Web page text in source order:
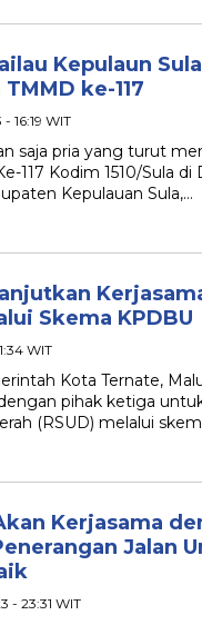
Kepulaun
ke-117
16:19 WIT
saja pria yang turut
117 Kodim 1510/Sula di
Kepulauan Sula,…
Skema KPDBU
WIT
Kota Ternate,
pihak ketiga
(RSUD) melalui
Kerjasama
Jalan
- 23:31 WIT